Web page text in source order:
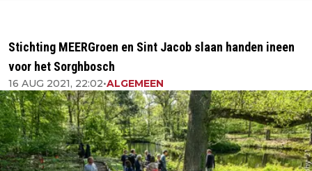
Stichting MEERGroen en Sint Jacob slaan handen ineen
voor het Sorghbosch
16 AUG 2021, 22:02•ALGEMEEN